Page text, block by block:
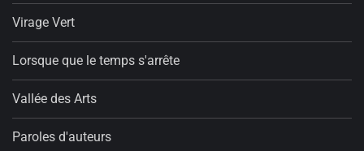
Virage Vert
Lorsque que le temps s'arrête
Vallée des Arts
Paroles d'auteurs